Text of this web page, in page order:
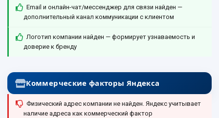
Email и онлайн-чат/мессенджер для связи найден —
дополнительный канал коммуникации с клиентом
Логотип компании найден — формирует узнаваемость и
доверие к бренду
Коммерческие факторы Яндекса
Физический адрес компании не найден. Яндекс учитывает
наличие адреса как коммерческий фактор